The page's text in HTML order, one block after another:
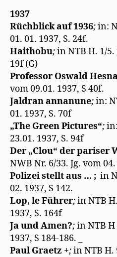
1937
Rüchblick auf 1936;in:
01. 01. 1937, S. 24f.
Haithobu;in NTB H. 1/5.
19f (G)
Professor Oswald
vom 09.01. 1937, S 40f.
Jaldran annanune;in:
01. 1937, S. 70f
„The Green Pictures“;
23.01. 1937, S. 94f
Der „Clou“ der pariser
NWB Nr. 6/33. Jg. vom
Polizei stellt aus … ; in
02. 1937, S 142.
Lop, le Führer;in NTB
1937, S. 164f
Ja und Amen?;in NTB H
1937, S 184-186. _
Paul Graetz +;in NTB H.